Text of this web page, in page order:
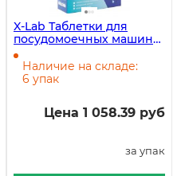
X-Lab Таблетки для
посудомоечных машин
2000 г, 200 таблеток
Наличие на складе:
6 упак
Цена 1 058.39 руб
за упак